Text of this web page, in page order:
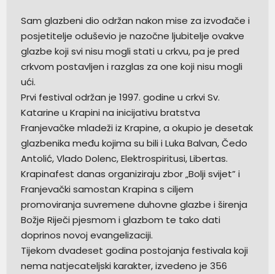
Sam glazbeni dio održan nakon mise za izvođače i
posjetitelje oduševio je nazočne ljubitelje ovakve
glazbe koji svi nisu mogli stati u crkvu, pa je pred
crkvom postavljen i razglas za one koji nisu mogli
ući.
Prvi festival održan je 1997. godine u crkvi Sv.
Katarine u Krapini na inicijativu bratstva
Franjevačke mladeži iz Krapine, a okupio je desetak
glazbenika među kojima su bili i Luka Balvan, Čedo
Antolić, Vlado Dolenc, Elektrospiritusi, Libertas.
Krapinafest danas organiziraju zbor „Bolji svijet” i
Franjevački samostan Krapina s ciljem
promoviranja suvremene duhovne glazbe i širenja
Božje Riječi pjesmom i glazbom te tako dati
doprinos novoj evangelizaciji.
Tijekom dvadeset godina postojanja festivala koji
nema natjecateljski karakter, izvedeno je 356